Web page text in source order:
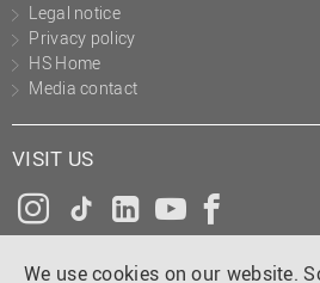
We use cookies on our website.
Legal notice
Privacy policy
HS Home
Media contact
VISIT US
Instagram
Tiktok
LinkedInYouTube